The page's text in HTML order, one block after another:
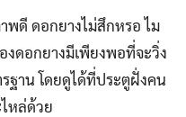
ดี ดอกยางไม่สึกหรอ ไม
งดอกยางมีเพียงพอที่จะวิ่ง
ฐาน โดยดูได้ที่ประตูฝั่งคน
หล่ด้วย